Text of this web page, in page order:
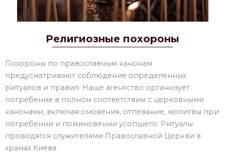
Религиозные похороны
Похороны по православным канонам
предусматривают соблюдение определенных
ритуалов и правил. Наше агентство организует
погребение в полном соответствии с церковными
канонами, включая омовения, отпевание, молитвы при
погребении и поминовении усопшего. Ритуалы
проводятся служителями Православной Церкви в
храмах Киева.